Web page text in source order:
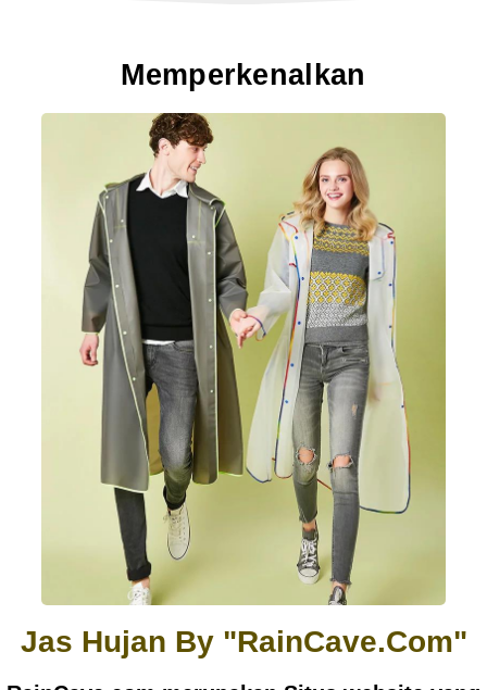
Memperkenalkan
Jas Hujan By "RainCave.Com"